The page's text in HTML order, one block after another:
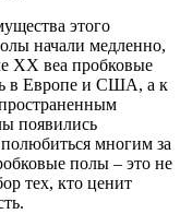
этого
начали медленно,
XX веа пробковые
в Европе и США, а к
появились
многим за
полы – это не
тех, кто ценит